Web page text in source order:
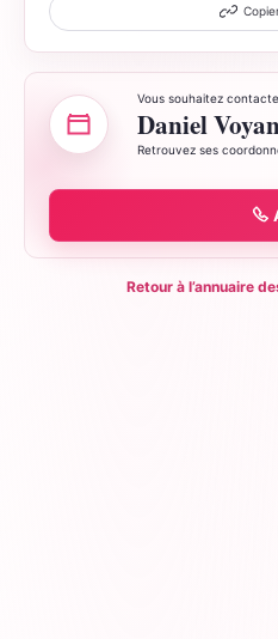
Vous souhaitez
Daniel
Retrouvez ses
Retour à l’annuaire